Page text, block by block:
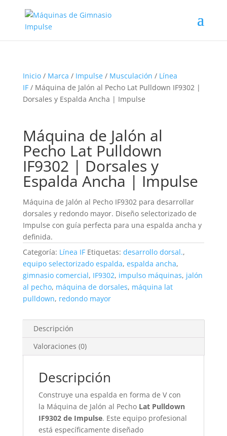
Inicio/ Marca / Impulse/ Musculación / Línea
IF/ Máquina de Jalón al Pecho Lat Pulldown IF9302 |
Dorsales y Espalda Ancha | Impulse
Máquina de Jalón al
Pecho Lat Pulldown
IF9302 | Dorsales y
Espalda Ancha | Impulse
Máquina de Jalón al Pecho IF9302 para desarrollar
dorsales y redondo mayor. Diseño selectorizado de
Impulse con guía perfecta para una espalda ancha y
definida.
Categoría: Línea IF Etiquetas: desarrollo dorsal.,
equipo selectorizado espalda, espalda ancha,
gimnasio comercial, IF9302, impulso máquinas, jalón
al pecho, máquina de dorsales, máquina lat
pulldown, redondo mayor
Descripción
Valoraciones (0)
Descripción
Construye una espalda en forma de V con
la Máquina de Jalón al Pecho Lat Pulldown
IF9302 de Impulse. Este equipo profesional
está específicamente diseñado